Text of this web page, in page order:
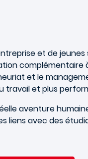
et de
complémentaire
et le
travail et plus
aventure
liens avec des